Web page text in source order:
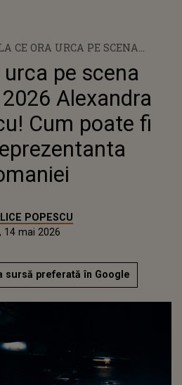
CE ORA URCA PE SCENA
CUM POATE FI
VOTATA REPREZENTANTA
ROMANIEI
pe scena
Alexandra
Cum poate fi
POPESCU
14 mai 2026
sursă preferată în Google